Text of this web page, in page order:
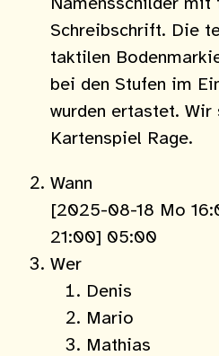
Schreibschrift. Die
taktilen
bei den Stufen im
wurden ertastet. Wir
Kartenspiel Rage.
Wann
[2025-08-18 Mo
21:00] 05:00
Wer
Denis
Mario
Mathias